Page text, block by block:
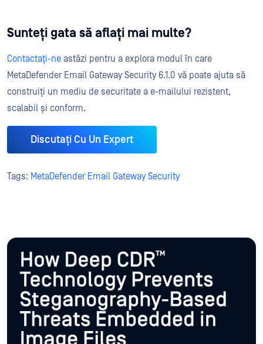
Sunteți gata să aflați mai multe?
Contactați-ne astăzi pentru a explora modul în care
MetaDefender Email Gateway Security 6.1.0 vă poate ajuta să
construiți un mediu de securitate a e-mailului rezistent,
scalabil și conform.
Discutați Cu Un Expert
Tags: MetaDefender Email Gateway Security